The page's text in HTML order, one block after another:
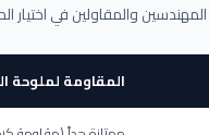
والمقاولين في
المقاومة لملوحة